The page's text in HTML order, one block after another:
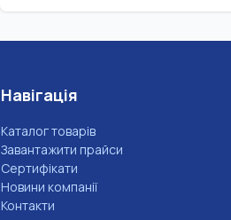
Навігація
Каталог товарів
Завантажити прайси
Сертифікати
Новини компанії
Контакти